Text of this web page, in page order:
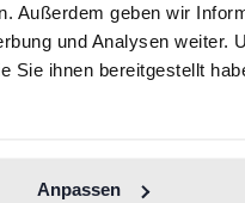
Außerdem geben wir
und Analysen weiter.
Sie ihnen bereitgestellt
Anpassen